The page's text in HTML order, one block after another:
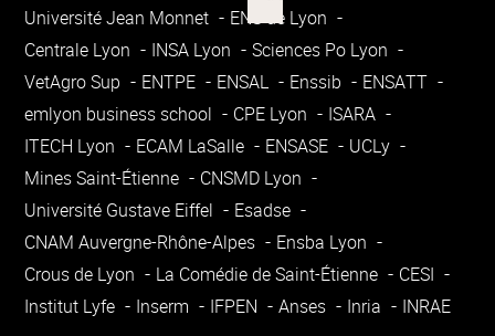
Université Jean Monnet
ENS de Lyon
Centrale Lyon
INSA Lyon
Sciences Po Lyon
VetAgro Sup
ENTPE ENSAL Enssib
ENSATT
emlyon business school
CPE Lyon
ISARA
ITECH Lyon
ECAM LaSalle ENSASE
UCLy
Mines Saint-Étienne
CNSMD Lyon
Université Gustave Eiffel
Esadse
CNAM Auvergne-Rhône-Alpes
Ensba Lyon
Crous de Lyon
La Comédie de Saint-Étienne
CESI
Institut Lyfe
Inserm IFPEN Anses Inria INRAE